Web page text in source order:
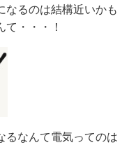
なるのは結構近いかも
・・・！
るなんて電気ってのは